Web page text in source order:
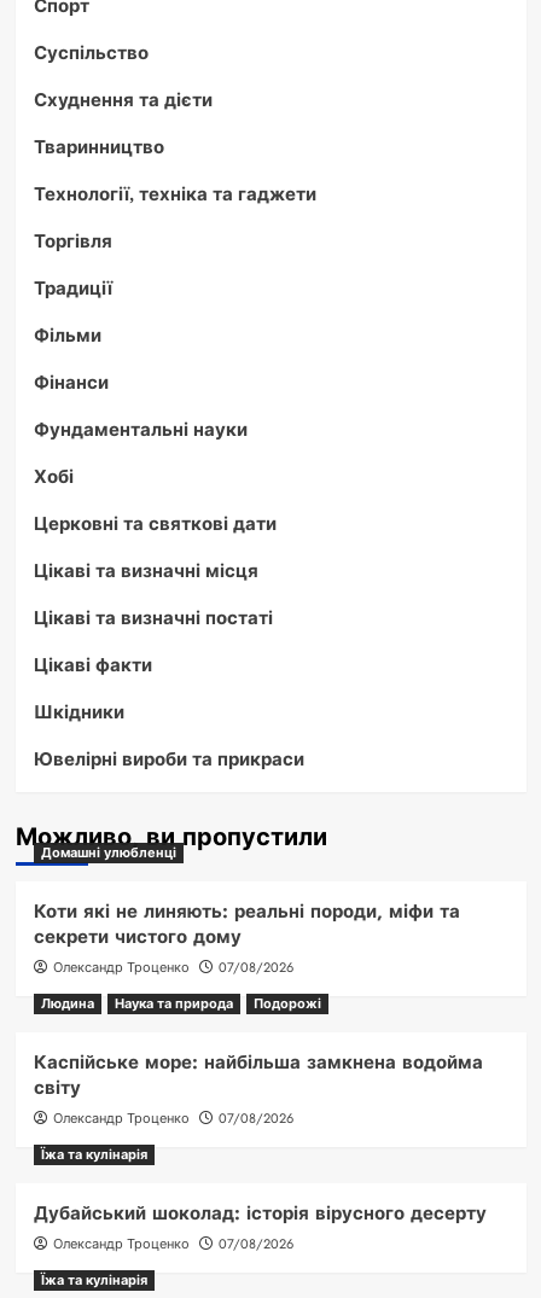
Спорт
Суспільство
Схуднення та дієти
Тваринництво
Технології, техніка та гаджети
Торгівля
Традиції
Фільми
Фінанси
Фундаментальні науки
Хобі
Церковні та святкові дати
Цікаві та визначні місця
Цікаві та визначні постаті
Цікаві факти
Шкідники
Ювелірні вироби та прикраси
Можливо, ви пропустили
Домашні улюбленці
Коти які не линяють: реальні породи, міфи та
секрети чистого дому
Олександр Троценко
07/08/2026
Людина
Наука та природа Подорожі
Каспійське море: найбільша замкнена водойма
світу
Олександр Троценко
07/08/2026
Їжа та кулінарія
Дубайський шоколад: історія вірусного десерту
Олександр Троценко
07/08/2026
Їжа та кулінарія